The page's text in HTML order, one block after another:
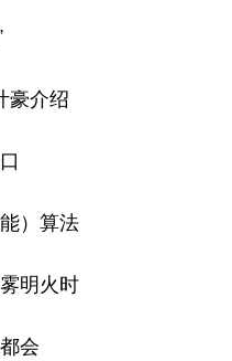
豪介绍
）算法
明火时
会